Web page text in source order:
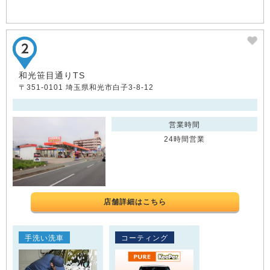
和光笹目通りTS
〒351-0101 埼玉県和光市白子3-8-12
営業時間
24時間営業
店舗詳細はこちら
手洗い洗車 コーティング